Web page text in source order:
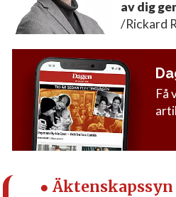
av dig
/Rickard
Få
● Äktenskapssyn